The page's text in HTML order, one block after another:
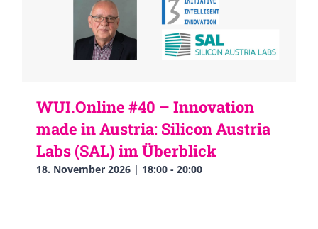
WUI.Online #40 – Innovation
made in Austria: Silicon Austria
Labs (SAL) im Überblick
18. November 2026 | 18:00 - 20:00